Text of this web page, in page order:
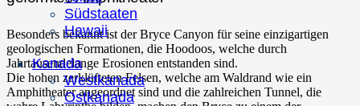
Südstaaten
Hawaii
Kanada
Westkanada
Ostkanada
Besonders bekannt ist der Bryce Canyon für seine einzigartigen
geologischen Formationen, die Hoodoos, welche durch
Jahrtausendelange Erosionen entstanden sind.
Die hohen zerklüfteten Felsen, welche am Waldrand wie ein
Amphitheater angeordnet sind und die zahlreichen Tunnel, die